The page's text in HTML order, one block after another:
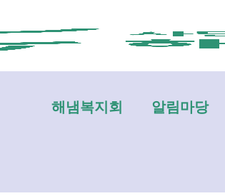
해냄복지회 알림마당